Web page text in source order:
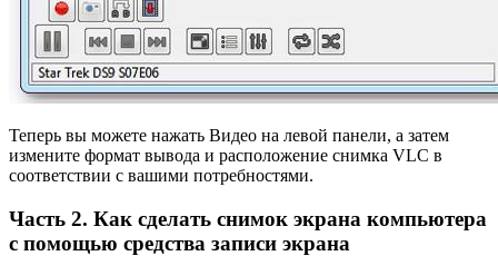
Теперь вы можете нажать Видео на левой панели, а затем
измените формат вывода и расположение снимка VLC в
соответствии с вашими потребностями.
Часть 2. Как сделать снимок экрана компьютера
с помощью средства записи экрана